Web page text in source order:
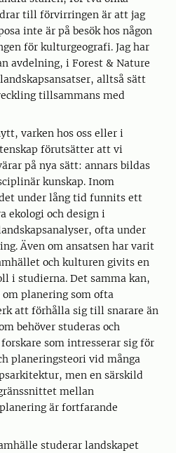
till förvirringen är att jag
inte är på besök hos någon
för kulturgeografi. Jag har
avdelning, i Forest & Nature
alltså sätt
tillsammans med
varken hos oss eller i
förutsätter att vi
på nya sätt: annars bildas
kunskap. Inom
under lång tid funnits ett
ekologi och design i
ofta under
Även om ansatsen har varit
och kulturen givits en
i studierna. Det samma kan,
planering som ofta
att förhålla sig till snarare än
behöver studeras och
som intresserar sig för
planeringsteori vid många
men en särskild
mellan
är fortfarande
studerar landskapet